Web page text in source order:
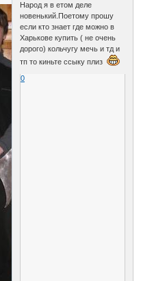
Народ я в етом деле
новенький.Поетому прошу
если кто знает где можно в
Харькове купить ( не очень
дорого) кольчугу мечь и тд и
тп то киньте ссыку плиз
0